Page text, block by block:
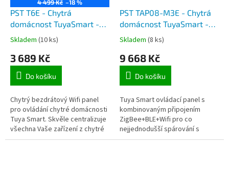
4 499 Kč –18 %
PST T6E - Chytrá
domácnost TuyaSmart -
wifi nástěnný ovládací
panel pro chytrou
domácnost
Skladem (10 ks)
3 689 Kč
Do košíku
Chytrý bezdrátový Wifi panel
pro ovládání chytré domácnosti
Tuya Smart. Skvěle centralizuje
všechna Vaše zařízení z chytré
domácnosti na jedno místo.
PST TAP08-M3E - Chytrá
domácnost TuyaSmart -
wifi nástěnný ovládací
panel pro chytrou
domácnost
Skladem (8 ks)
9 668 Kč
Do košíku
Tuya Smart ovládací panel s
kombinovaným připojením
ZigBee+BLE+Wifi pro co
nejjednodušší spárování s
mobilním telefonem. Skvěle